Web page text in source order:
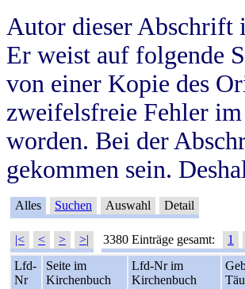
Autor dieser Abschrift
Er weist auf folgende
von einer Kopie des
zweifelsfreie Fehler
worden. Bei der
gekommen sein.
Alles Suchen Auswahl Detail
|< < > >| 3380 Einträge gesamt: 1
Lfd-
Nr
Seite im
Kirchenbuch
Lfd-Nr im
Kirchenbuch